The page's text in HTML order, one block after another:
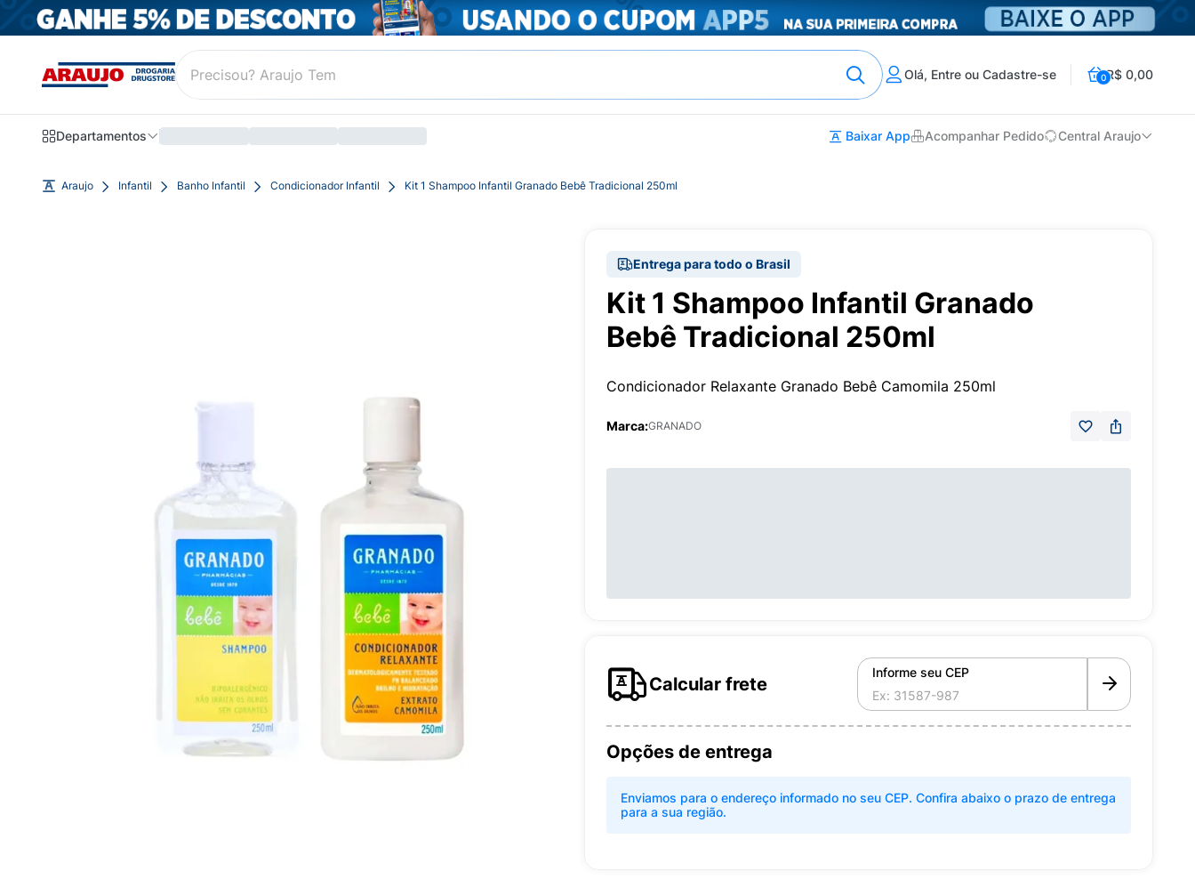
Olá, Entre ou Cadastre-se 0R$ 0,00
Departamentos Baixar App Acompanhar Pedido Central Araujo
Araujo Infantil Banho Infantil Condicionador Infantil Kit 1 Shampoo Infantil Granado Bebê Tradicional 250ml
Entrega para todo o Brasil
Kit 1 Shampoo Infantil Granado
Bebê Tradicional 250ml
Condicionador Relaxante Granado Bebê Camomila 250ml
Marca:GRANADO
Calcular frete
Informe seu CEP
Opções de entrega
Enviamos para o endereço informado no seu CEP. Confira abaixo o prazo de entrega
para a sua região.